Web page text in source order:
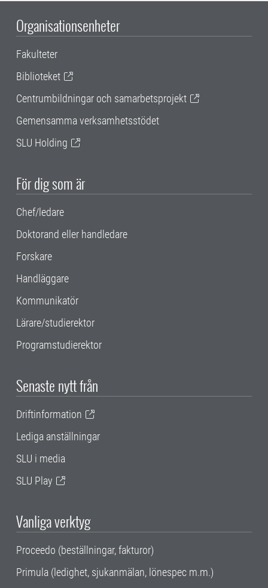
Organisationsenheter
Fakulteter
Biblioteket
Centrumbildningar och samarbetsprojekt
Gemensamma verksamhetsstödet
SLU Holding
För dig som är
Chef/ledare
Doktorand eller handledare
Forskare
Handläggare
Kommunikatör
Lärare/studierektor
Programstudierektor
Senaste nytt från
Driftinformation
Lediga anställningar
SLU i media
SLU Play
Vanliga verktyg
Proceedo (beställningar, fakturor)
Primula (ledighet, sjukanmälan, lönespec m.m.)